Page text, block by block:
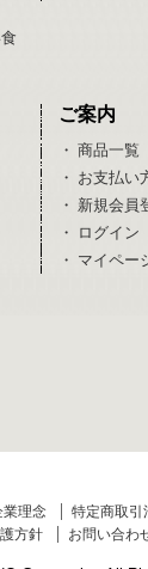
ご案内
・ 商品一覧
・ お支払い
・ 新規会員
・ ログイン
・ マイペー
業理念
特定商取引
方針
お問い合わ